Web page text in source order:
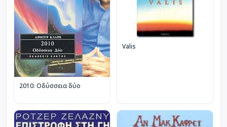
2010: Οδύσσεια δύο
Valis